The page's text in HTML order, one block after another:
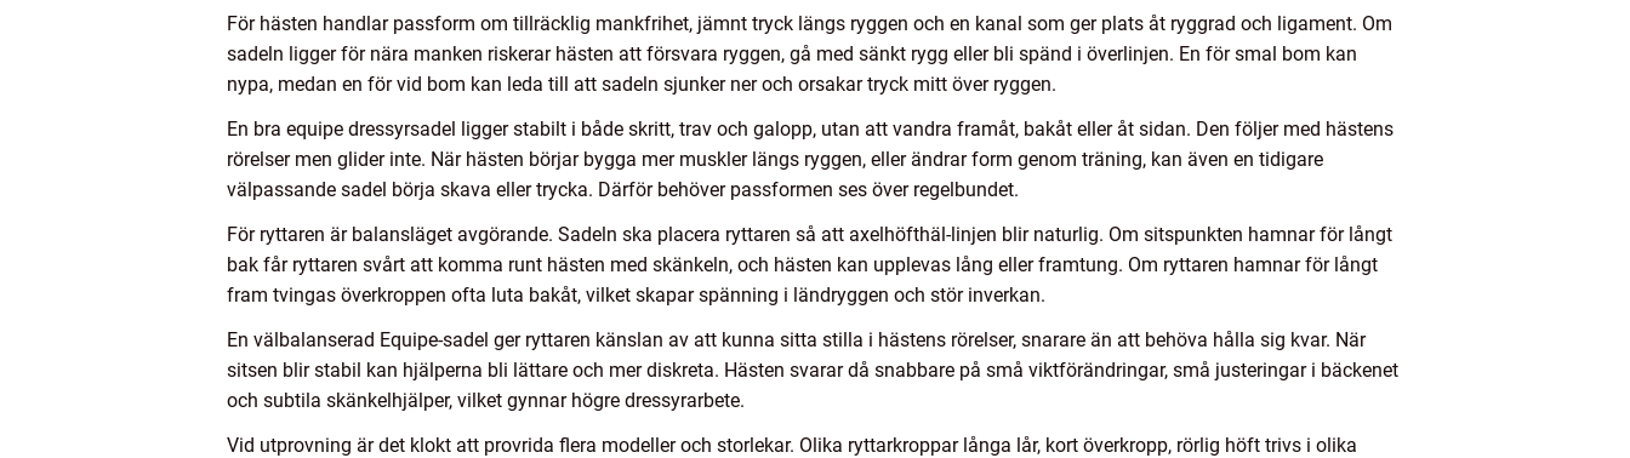
För hästen handlar passform om tillräcklig mankfrihet, jämnt tryck längs ryggen och en kanal som ger plats åt ryggrad och ligament. Om
sadeln ligger för nära manken riskerar hästen att försvara ryggen, gå med sänkt rygg eller bli spänd i överlinjen. En för smal bom kan
nypa, medan en för vid bom kan leda till att sadeln sjunker ner och orsakar tryck mitt över ryggen.
En bra equipe dressyrsadel ligger stabilt i både skritt, trav och galopp, utan att vandra framåt, bakåt eller åt sidan. Den följer med hästens
rörelser men glider inte. När hästen börjar bygga mer muskler längs ryggen, eller ändrar form genom träning, kan även en tidigare
välpassande sadel börja skava eller trycka. Därför behöver passformen ses över regelbundet.
För ryttaren är balansläget avgörande. Sadeln ska placera ryttaren så att axelhöfthäl-linjen blir naturlig. Om sitspunkten hamnar för långt
bak får ryttaren svårt att komma runt hästen med skänkeln, och hästen kan upplevas lång eller framtung. Om ryttaren hamnar för långt
fram tvingas överkroppen ofta luta bakåt, vilket skapar spänning i ländryggen och stör inverkan.
En välbalanserad Equipe-sadel ger ryttaren känslan av att kunna sitta stilla i hästens rörelser, snarare än att behöva hålla sig kvar. När
sitsen blir stabil kan hjälperna bli lättare och mer diskreta. Hästen svarar då snabbare på små viktförändringar, små justeringar i bäckenet
och subtila skänkelhjälper, vilket gynnar högre dressyrarbete.
Vid utprovning är det klokt att provrida flera modeller och storlekar. Olika ryttarkroppar långa lår, kort överkropp, rörlig höft trivs i olika